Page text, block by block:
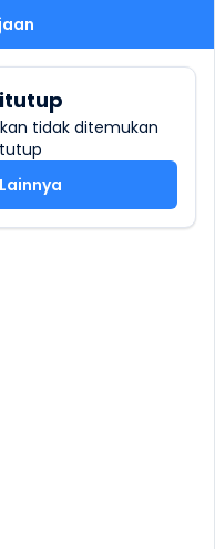
tidak ditemukan